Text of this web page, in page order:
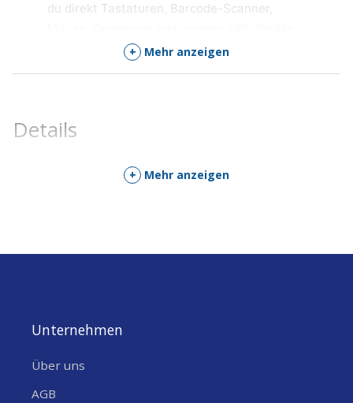
du direkt Tastaturen, Barcode-Scanner,
anschliessen – ohne zusätzliche Hardware
oder Treiber. Der separate CP2102 USB-to-
Programmierung, Debugging und USB-
WiFi (802.11 b/g/n) und Bluetooth 5.0 (BLE +
3.3 V LDO und hohe Stabilität machen dieses
Scanner mit WiFi-Anbindung baust, eine
bist du in Minuten startklar.
+ Mehr anzeigen
Details
+ Mehr anzeigen
Unternehmen
Über uns
AGB